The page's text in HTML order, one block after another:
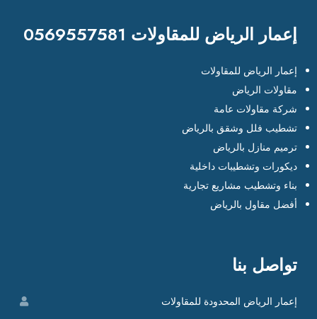
إعمار الرياض للمقاولات 0569557581
إعمار الرياض للمقاولات
مقاولات الرياض
شركة مقاولات عامة
تشطيب فلل وشقق بالرياض
ترميم منازل بالرياض
ديكورات وتشطيبات داخلية
بناء وتشطيب مشاريع تجارية
أفضل مقاول بالرياض
تواصل بنا
إعمار الرياض المحدودة للمقاولات